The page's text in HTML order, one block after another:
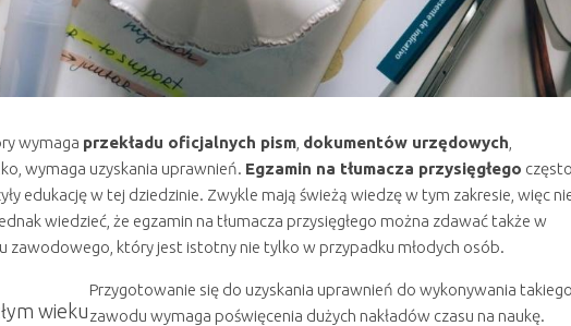
wymaga przekładu oficjalnych pism dokumentów urzędowych
wymaga uzyskania uprawnień. Egzamin na tłumacza przysięgłego
edukację w tej dziedzinie. Zwykle mają świeżą wiedzę w tym zakresie, więc
wiedzieć, że egzamin na tłumacza przysięgłego można zdawać także w
zawodowego, który jest istotny nie tylko w przypadku młodych osób.
wieku
Przygotowanie się do uzyskania uprawnień do wykonywania
zawodu wymaga poświęcenia dużych nakładów czasu na naukę.